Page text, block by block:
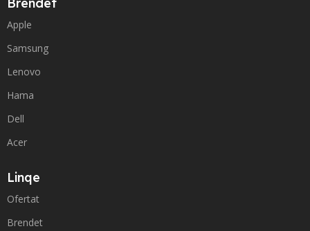
Brendet
Apple
Samsung
Lenovo
Hama
Dell
Acer
Linqe
Ofertat
Brendet